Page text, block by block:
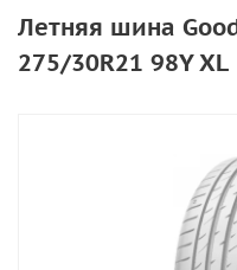
Летняя шина
275/30R21 98Y XL